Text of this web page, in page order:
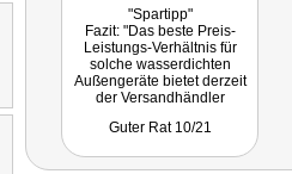
"Spartipp"
Fazit: "Das beste Preis-
Leistungs-Verhältnis für
solche wasserdichten
Außengeräte bietet derzeit
der Versandhändler
Guter Rat 10/21